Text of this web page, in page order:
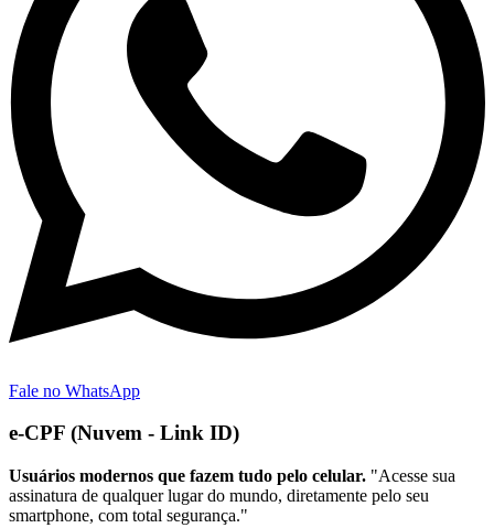
Fale no WhatsApp
e-CPF (Nuvem - Link ID)
Usuários modernos que fazem tudo pelo celular. "Acesse sua
assinatura de qualquer lugar do mundo, diretamente pelo seu
smartphone, com total segurança."